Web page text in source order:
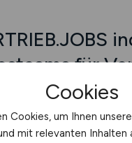
für
Einflüssen:
Cookies
Cookies, um Ihnen
mit relevanten Inhalten